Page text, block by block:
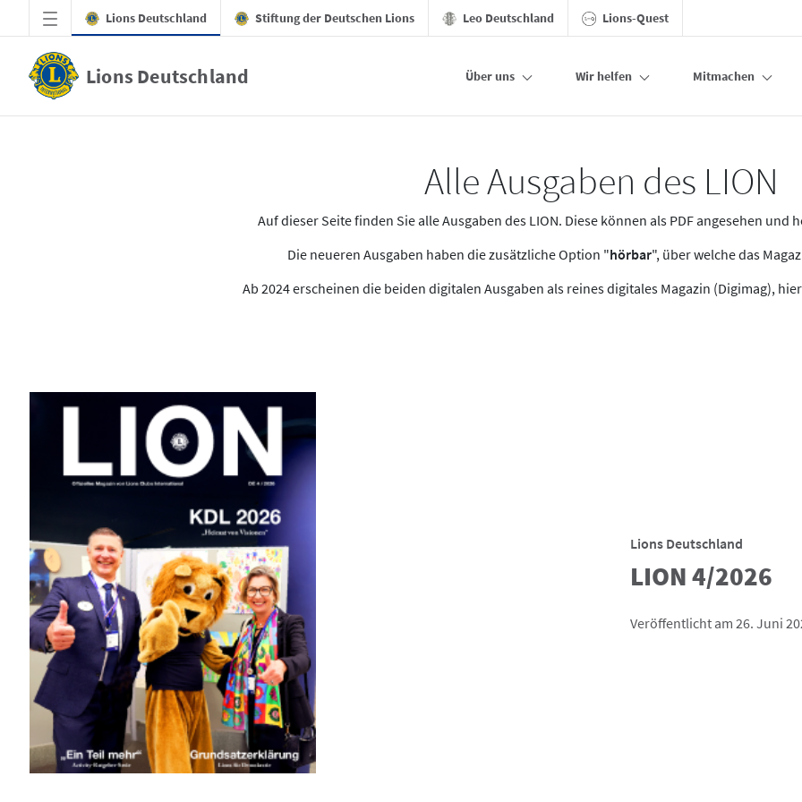
Zum Hauptinhalt springen
Lions Deutschland Stiftung der Deutschen Lions Leo Deutschland Lions-Quest
Lions Deutschland Über uns Wir helfen Mitmachen
Alle Ausgaben des LION
Auf dieser Seite finden Sie alle Ausgaben des LION. Diese können als PDF angesehen und
Die neueren Ausgaben haben die zusätzliche Option "hörbar", über welche das
Ab 2024 erscheinen die beiden digitalen Ausgaben als reines digitales Magazin (Digimag),
Lions Deutschland
LION 4/2026
Veröffentlicht am 26. Juni